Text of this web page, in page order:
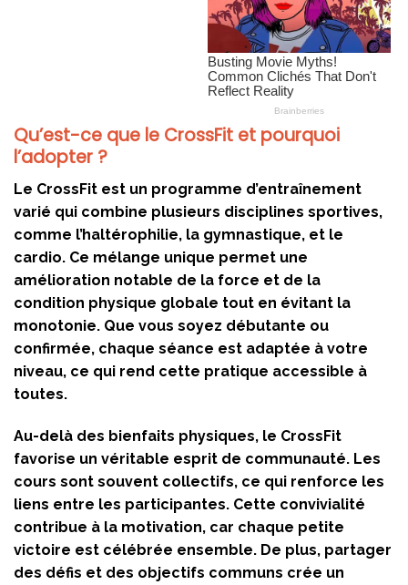
Qu’est-ce que le CrossFit et pourquoi
l’adopter ?
Le CrossFit est un programme d’entraînement
varié qui combine plusieurs disciplines sportives,
comme l’haltérophilie, la gymnastique, et le
cardio. Ce mélange unique permet une
amélioration notable de la force et de la
condition physique globale tout en évitant la
monotonie. Que vous soyez débutante ou
confirmée, chaque séance est adaptée à votre
niveau, ce qui rend cette pratique accessible à
toutes.
Au-delà des bienfaits physiques, le CrossFit
favorise un véritable esprit de communauté. Les
cours sont souvent collectifs, ce qui renforce les
liens entre les participantes. Cette convivialité
contribue à la motivation, car chaque petite
victoire est célébrée ensemble. De plus, partager
des défis et des objectifs communs crée un